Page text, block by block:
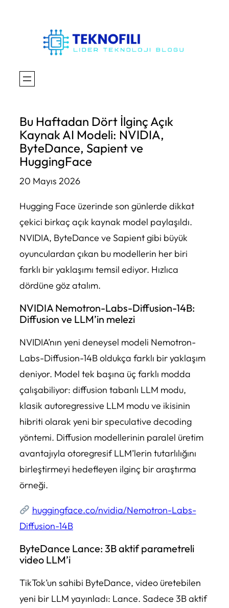
Bu Haftadan Dört İlginç Açık
Kaynak AI Modeli: NVIDIA,
ByteDance, Sapient ve
HuggingFace
20 Mayıs 2026
Hugging Face üzerinde son günlerde dikkat
çekici birkaç açık kaynak model paylaşıldı.
NVIDIA, ByteDance ve Sapient gibi büyük
oyunculardan çıkan bu modellerin her biri
farklı bir yaklaşımı temsil ediyor. Hızlıca
dördüne göz atalım.
NVIDIA Nemotron-Labs-Diffusion-14B:
Diffusion ve LLM’in melezi
NVIDIA’nın yeni deneysel modeli Nemotron-
Labs-Diffusion-14B oldukça farklı bir yaklaşım
deniyor. Model tek başına üç farklı modda
çalışabiliyor: diffusion tabanlı LLM modu,
klasik autoregressive LLM modu ve ikisinin
hibriti olarak yeni bir speculative decoding
yöntemi. Diffusion modellerinin paralel üretim
avantajıyla otoregresif LLM’lerin tutarlılığını
birleştirmeyi hedefleyen ilginç bir araştırma
örneği.
huggingface.co/nvidia/Nemotron-Labs-
Diffusion-14B
ByteDance Lance: 3B aktif parametreli
video LLM’i
TikTok’un sahibi ByteDance, video üretebilen
yeni bir LLM yayınladı: Lance. Sadece 3B aktif